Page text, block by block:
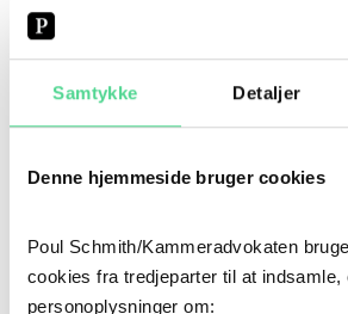
Samtykke Detaljer
Denne hjemmeside bruger cookies
Poul Schmith/Kammeradvokaten
cookies fra tredjeparter til at indsamle,
personoplysninger om:
INSOLVENS OG REKONSTRUKTION
LEGAL TECH
2017 - NU